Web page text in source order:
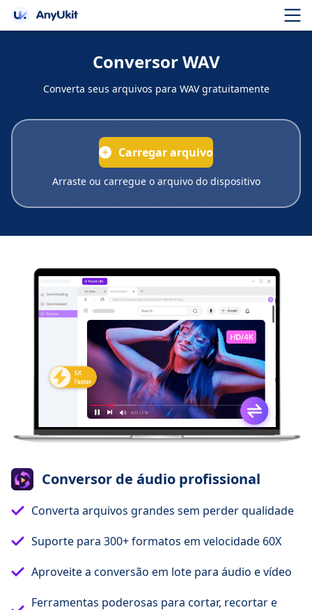
Conversor WAV
Converta seus arquivos para WAV gratuitamente
Carregar arquivo
Arraste ou carregue o arquivo do dispositivo
Conversor de áudio profissional
Converta arquivos grandes sem perder qualidade
Suporte para 300+ formatos em velocidade 60X
Aproveite a conversão em lote para áudio e vídeo
Ferramentas poderosas para cortar, recortar e